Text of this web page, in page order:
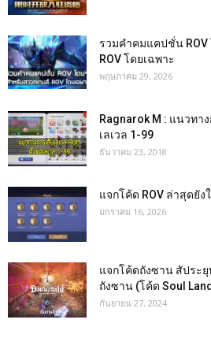
รวมคำคมแคปชั่น ROV
ROV โดยเฉพาะ
พฤษภาคม 29, 2026
Ragnarok M : แนวทาง
เลเวล 1-99
ธันวาคม 23, 2018
แจกโค้ด ROV ล่าสุดยั
มกราคม 16, 2026
แจกโค้ดถังซาน สัประ
ถังซาน (โค้ด Soul
กันยายน 27, 2024